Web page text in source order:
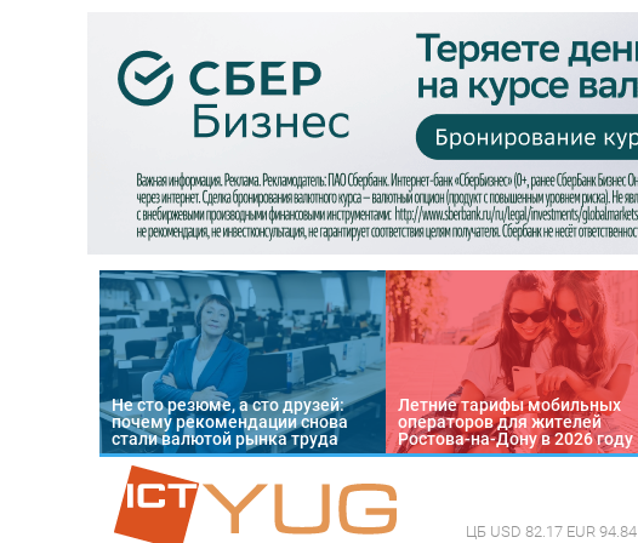
Не сто резюме, а сто друзей:
почему рекомендации снова
стали валютой рынка труда
Летние тарифы мобильных
операторов для жителей
Ростова-на-Дону в 2026 году
ЦБ USD 82.17 EUR 94.84